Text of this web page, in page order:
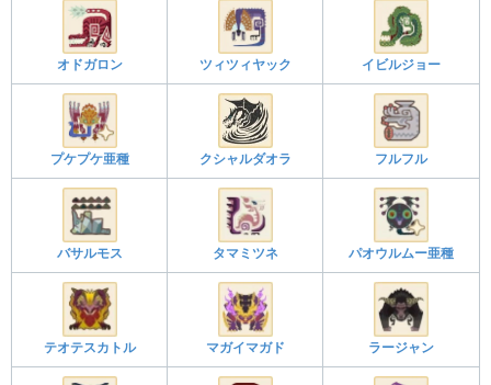
オドガロン ツィツィヤック イビルジョー
プケプケ亜種 クシャルダオラ フルフル
バサルモス タマミツネ パオウルムー亜種
テオテスカトル マガイマガド ラージャン